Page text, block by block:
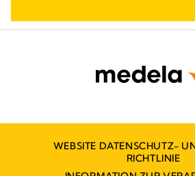
WEBSITE DATENSCHUTZ-
RICHTLINIE